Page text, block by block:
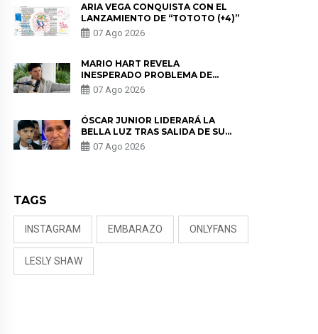
ARIA VEGA CONQUISTA CON EL
LANZAMIENTO DE “TOTOTO (+4)”
07 Ago 2026
MARIO HART REVELA
INESPERADO PROBLEMA DE
SALUD ANTES DE SEPARARSE DE
KORINA: “ME ENCONTRARON UN
07 Ago 2026
ÓSCAR JUNIOR LIDERARÁ LA
BELLA LUZ TRAS SALIDA DE SU
PADRE POR POLÉMICA CON
NALDY SALDAÑA
07 Ago 2026
TAGS
INSTAGRAM EMBARAZO ONLYFANS
LESLY SHAW